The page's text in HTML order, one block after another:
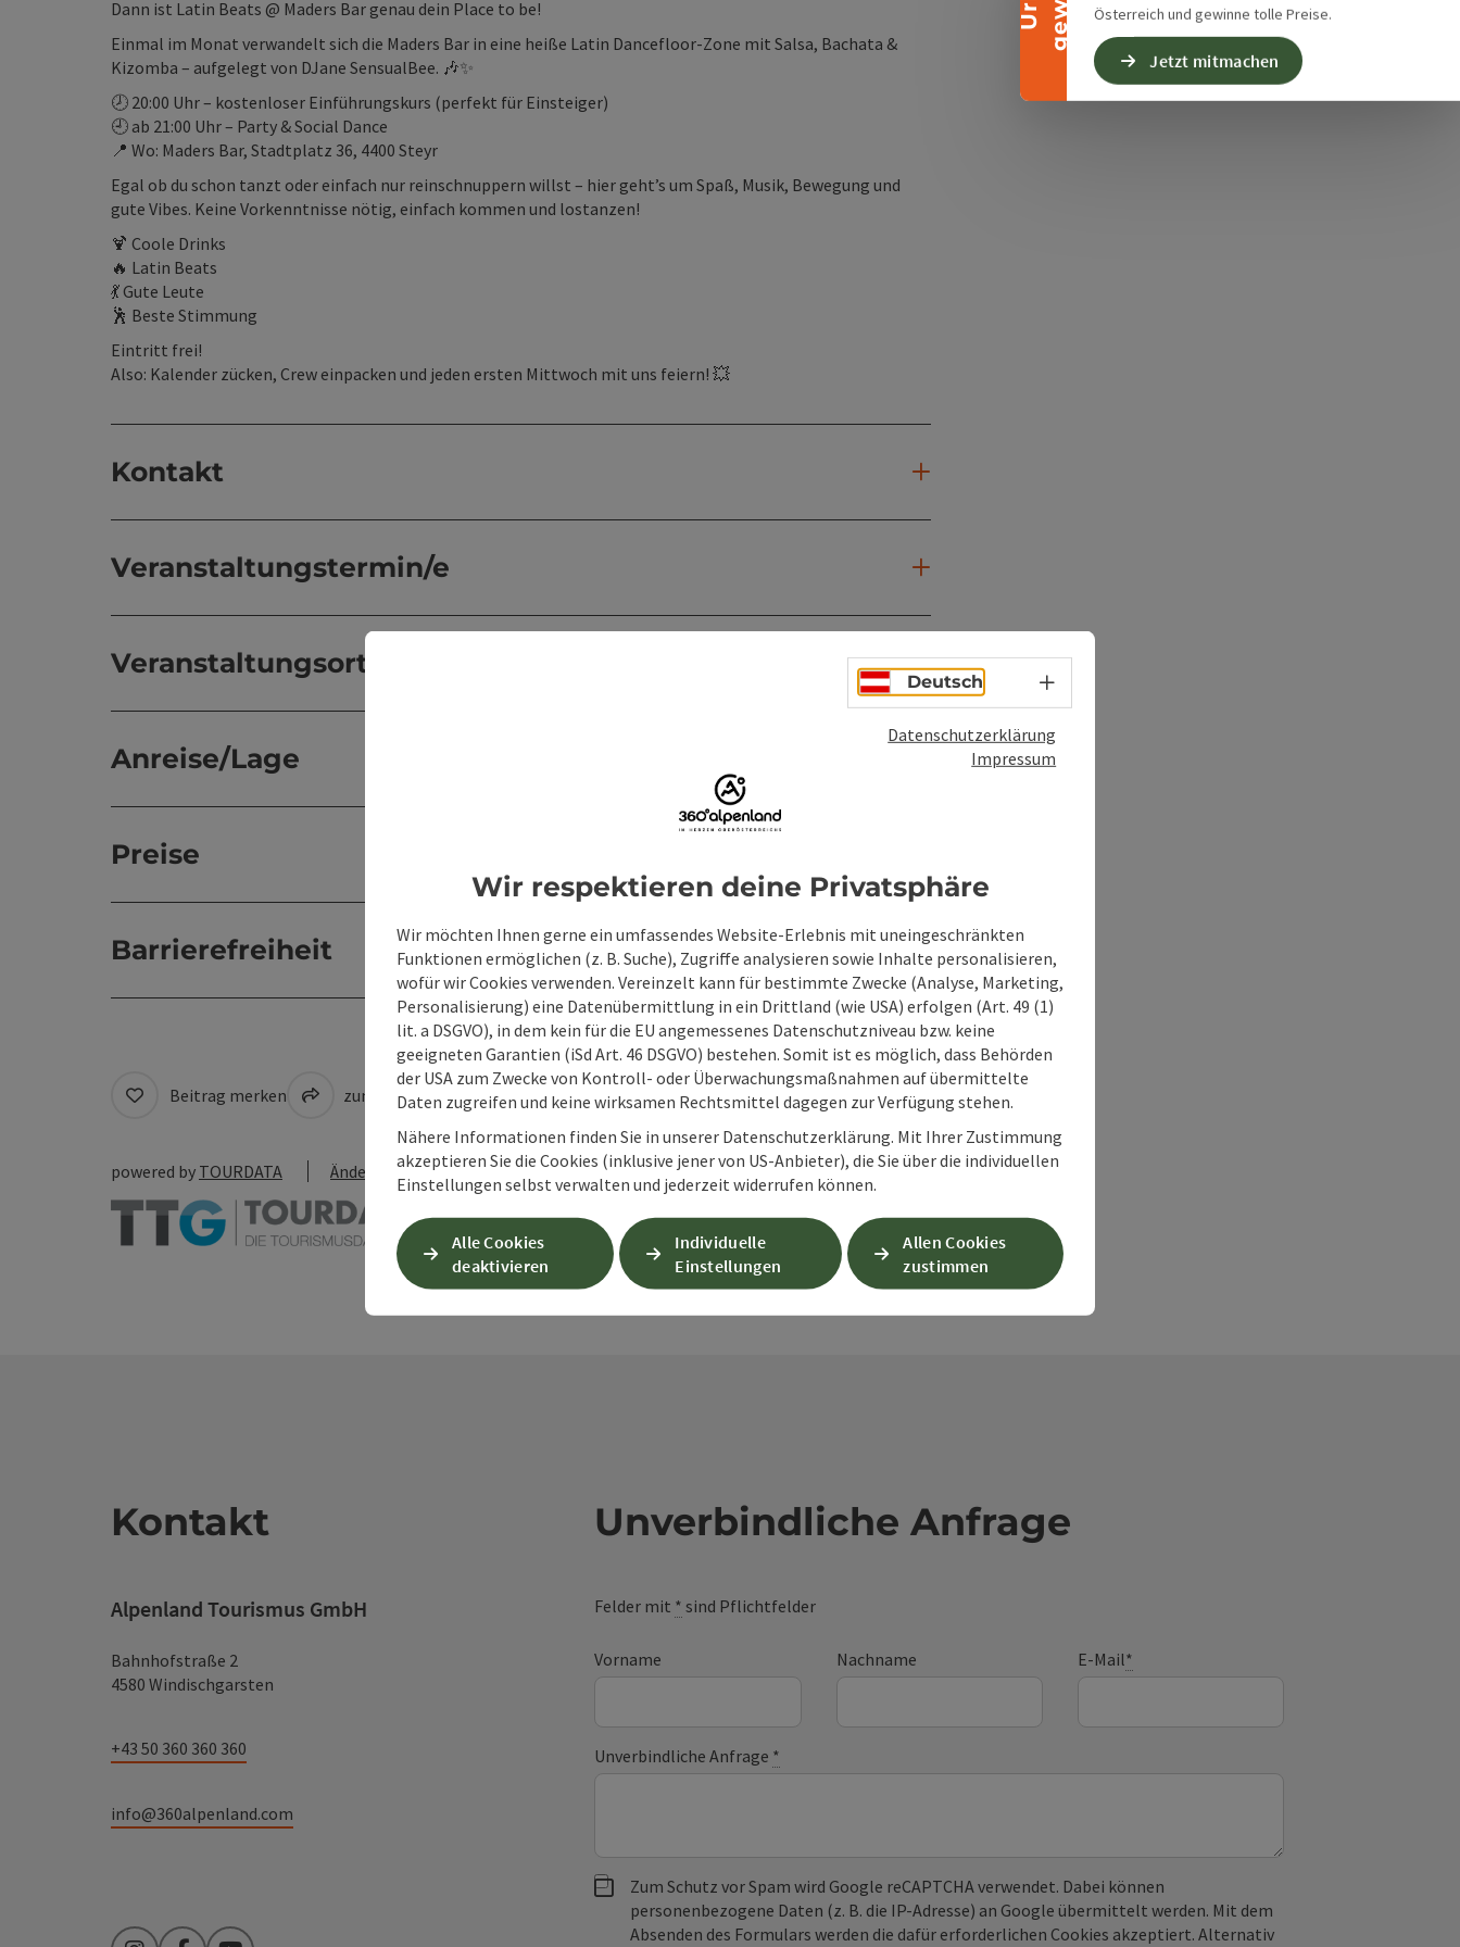
Österreich und gewinne tolle Preise.
Jetzt mitmachen
Dann ist Latin Beats @ Maders Bar genau dein Place to be!
Einmal im Monat verwandelt sich die Maders Bar in eine heiße Latin Dancefloor-Zone mit Salsa, Bachata &
Kizomba – aufgelegt von DJane SensualBee. 🎶✨
🕗 20:00 Uhr – kostenloser Einführungskurs (perfekt für Einsteiger)
🕘 ab 21:00 Uhr – Party & Social Dance
📍 Wo: Maders Bar, Stadtplatz 36, 4400 Steyr
Egal ob du schon tanzt oder einfach nur reinschnuppern willst – hier geht’s um Spaß, Musik, Bewegung und
gute Vibes. Keine Vorkenntnisse nötig, einfach kommen und lostanzen!
🍹 Coole Drinks
🔥 Latin Beats
💃 Gute Leute
🕺 Beste Stimmung
Eintritt frei!
Also: Kalender zücken, Crew einpacken und jeden ersten Mittwoch mit uns feiern! 💥
Kontakt
Veranstaltungstermin/e
Veranstaltungsort
Anreise/Lage
Preise
Barrierefreiheit
Beitrag merken zum Merkzettel PDF erstellen Beitrag drucken In der Nähe
powered by TOURDATA Änderung vorschlagen
Kontakt
Alpenland Tourismus GmbH
Bahnhofstraße 2
4580 Windischgarsten
+43 50 360 360 360
info@360alpenland.com
Unverbindliche Anfrage
Felder mit * sind Pflichtfelder
Vorname Nachname E-Mail*
Unverbindliche Anfrage *
Zum Schutz vor Spam wird Google reCAPTCHA verwendet. Dabei können
personenbezogene Daten (z. B. die IP-Adresse) an Google übermittelt werden. Mit dem
Absenden des Formulars werden die dafür erforderlichen Cookies akzeptiert. Alternativ
Deutsch Sprachwahl - Menü öffnen
Datenschutzerklärung
Impressum
Wir respektieren deine Privatsphäre
Wir möchten Ihnen gerne ein umfassendes Website-Erlebnis mit uneingeschränkten
Funktionen ermöglichen (z. B. Suche), Zugriffe analysieren sowie Inhalte personalisieren,
wofür wir Cookies verwenden. Vereinzelt kann für bestimmte Zwecke (Analyse, Marketing,
Personalisierung) eine Datenübermittlung in ein Drittland (wie USA) erfolgen (Art. 49 (1)
lit. a DSGVO), in dem kein für die EU angemessenes Datenschutzniveau bzw. keine
geeigneten Garantien (iSd Art. 46 DSGVO) bestehen. Somit ist es möglich, dass Behörden
der USA zum Zwecke von Kontroll- oder Überwachungsmaßnahmen auf übermittelte
Daten zugreifen und keine wirksamen Rechtsmittel dagegen zur Verfügung stehen.
Nähere Informationen finden Sie in unserer Datenschutzerklärung. Mit Ihrer Zustimmung
akzeptieren Sie die Cookies (inklusive jener von US-Anbieter), die Sie über die individuellen
Einstellungen selbst verwalten und jederzeit widerrufen können.
Alle Cookies
deaktivieren
Individuelle
Einstellungen
Allen Cookies
zustimmen